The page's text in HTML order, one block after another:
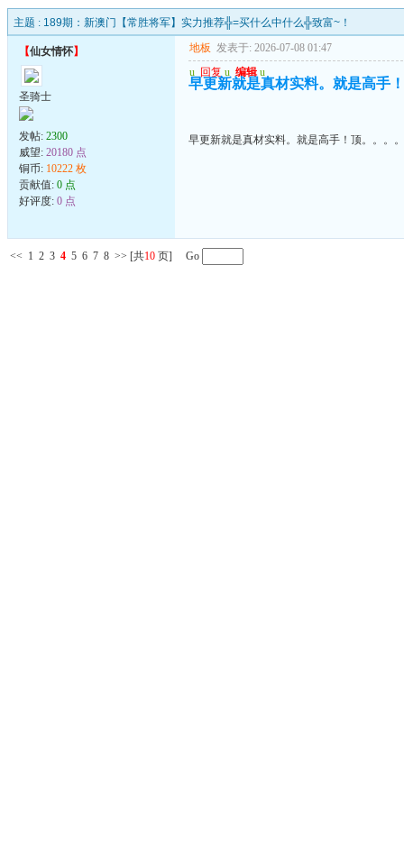
主题 : 189期：新澳门【常胜将军】实力推荐╬=买什么中什么╬致富~！
【仙女情怀】
圣骑士
发帖: 2300
威望: 20180 点
铜币: 10222 枚
贡献值: 0 点
好评度: 0 点
地板 发表于: 2026-07-08 01:47
u 回复 u 编辑 u
早更新就是真材实料。就是高手
早更新就是真材实料。就是高手！顶。。。
<< 1 2 3 4 5 6 7 8 >> [共10 页] Go